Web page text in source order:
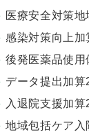
医療安全対策
感染対策向上加
後発医薬品使用
データ提出加算
入退院支援加算
地域包括ケア入